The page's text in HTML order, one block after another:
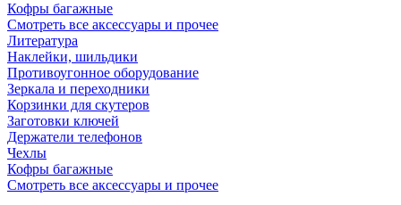
Кофры багажные
Смотреть все аксессуары и прочее
Литература
Наклейки, шильдики
Противоугонное оборудование
Зеркала и переходники
Корзинки для скутеров
Заготовки ключей
Держатели телефонов
Чехлы
Кофры багажные
Смотреть все аксессуары и прочее